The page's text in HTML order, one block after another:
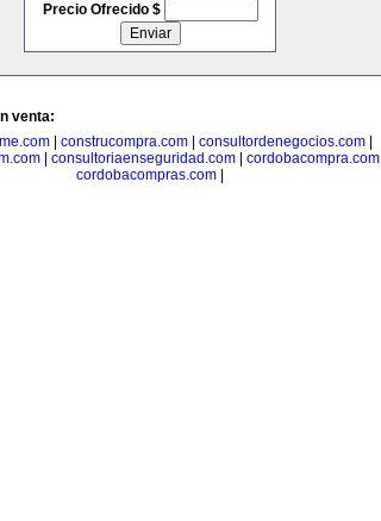
Precio Ofrecido $
venta:
construcompra.com consultordenegocios.com
| consultoriaenseguridad.com| cordobacompra.com|
cordobacompras.com